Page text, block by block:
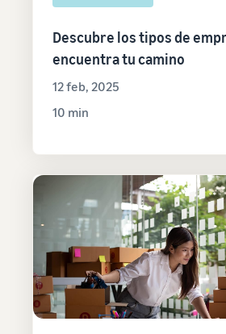
Descubre los tipos de
encuentra tu camino
12 feb, 2025
10 min